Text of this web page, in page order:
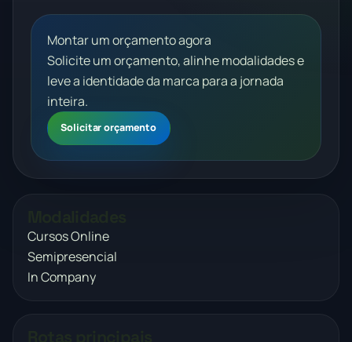
Montar um orçamento agora
Solicite um orçamento, alinhe modalidades e
leve a identidade da marca para a jornada
inteira.
Solicitar orçamento
Cursos Online
Semipresencial
In Company